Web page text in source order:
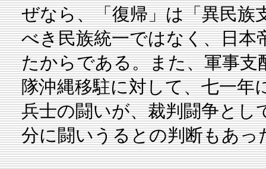
ぜなら、「復帰」は「異民族
べき民族統一ではなく、日本
たからである。また、軍事支
隊沖縄移駐に対して、七一年
兵士の闘いが、裁判闘争と
分に闘いうるとの判断もあっ